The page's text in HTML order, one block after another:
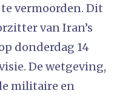
vermoorden. Dit
van Iran’s
donderdag 14
De wetgeving,
militaire en